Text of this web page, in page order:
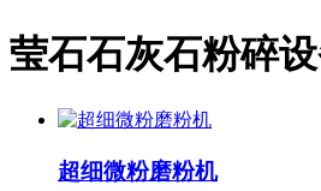
莹石石灰石粉碎
超细微粉磨粉机